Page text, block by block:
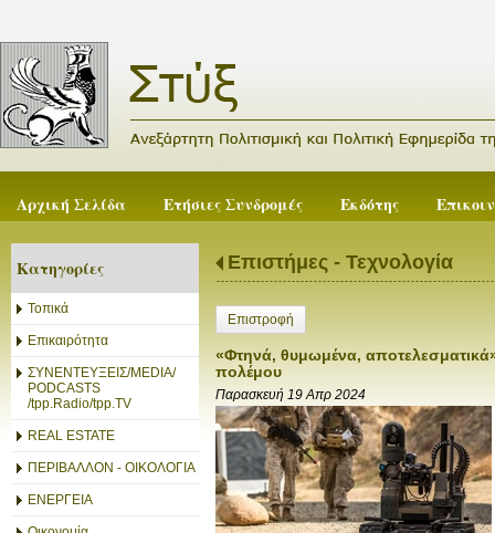
Αρχική Σελίδα Ετήσιες Συνδρομές Εκδότης
Κατηγορίες
Τοπικά
Επικαιρότητα
ΣΥΝΕΝΤΕΥΞΕΙΣ/MEDIA/
PODCASTS
/tpp.Radio/tpp.TV
REAL ESTATE
ΠΕΡΙΒΑΛΛΟΝ - ΟΙΚΟΛΟΓΙΑ
ΕΝΕΡΓΕΙΑ
Επιστήμες - Τεχνολογία
Επιστροφή
«Φτηνά, θυμωμένα,
πολέμου
Παρασκευή 19 Απρ 2024